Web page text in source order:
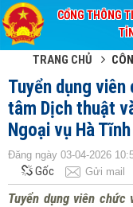
CỔNG THÔNG
TRANG CHỦ
Tuyển dụng
tâm Dịch thuật
Ngoại vụ Hà Tĩnh
Đăng ngày 03-04-2026
Gốc Gửi mail
Tuyển dụng viên
Đã kết nối EMC